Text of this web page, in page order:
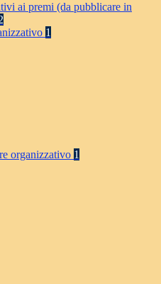
ai premi (da pubblicare in
1
organizzativo 1